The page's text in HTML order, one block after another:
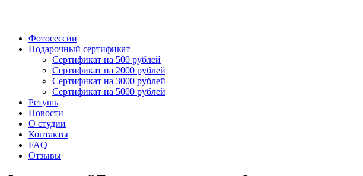
Фотосессии
Подарочный сертификат
Сертификат на 500 рублей
Сертификат на 2000 рублей
Сертификат на 3000 рублей
Сертификат на 5000 рублей
Ретушь
Новости
О студии
Контакты
FAQ
Отзывы